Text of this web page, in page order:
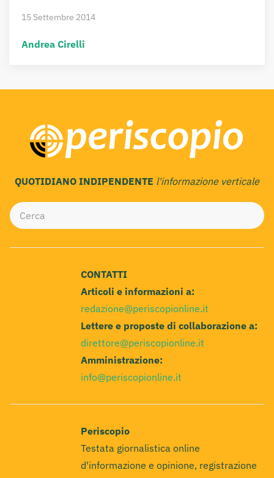
15 Settembre 2014
Andrea Cirelli
QUOTIDIANO INDIPENDENTE l'informazione verticale
CONTATTI
Articoli e informazioni a:
redazione@periscopionline.it
Lettere e proposte di collaborazione a:
direttore@periscopionline.it
Amministrazione:
info@periscopionline.it
Periscopio
Testata giornalistica online
d'informazione e opinione, registrazione